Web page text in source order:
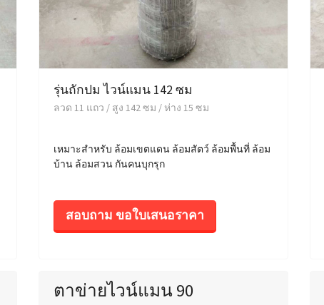
รุ่นถักปม ไวน์แมน 142 ซม
ลวด 11 แถว / สูง 142 ซม / ห่าง 15 ซม
เหมาะสำหรับ ล้อมเขตแดน ล้อมสัตว์ ล้อมพื้นที่ ล้อม
บ้าน ล้อมสวน กันคนบุกรุก
สอบถาม ขอใบเสนอราคา
ตาข่ายไวน์แมน 90